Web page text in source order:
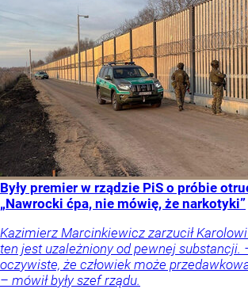
Były premier w rządzie PiS o próbie
„Nawrocki ćpa, nie mówię, że narkotyki”
Kazimierz Marcinkiewicz zarzucił
ten jest uzależniony od pewnej substancji.
oczywiste, że człowiek może
– mówił były szef rządu.